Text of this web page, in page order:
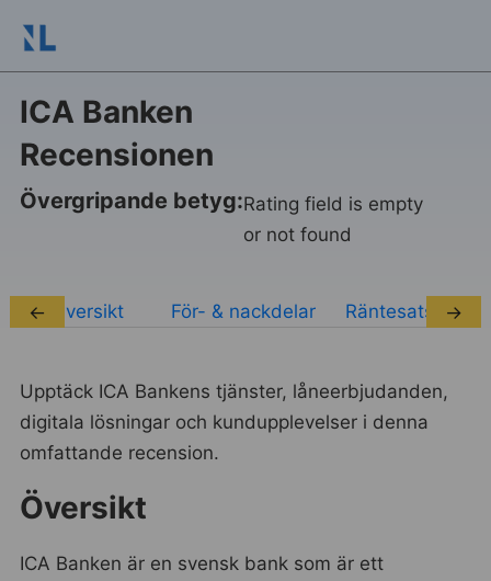
ICA Banken
Recensionen
Övergripande betyg:Rating field is empty
or not found
Översikt För- & nackdelar Räntesatser
← →
Upptäck ICA Bankens tjänster, låneerbjudanden,
digitala lösningar och kundupplevelser i denna
omfattande recension.
Översikt
ICA Banken är en svensk bank som är ett